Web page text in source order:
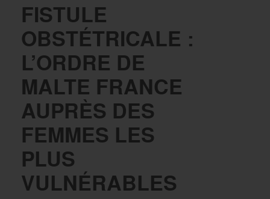
FISTULE
OBSTÉTRICALE :
L’ORDRE DE
MALTE FRANCE
AUPRÈS DES
FEMMES LES
PLUS
VULNÉRABLES